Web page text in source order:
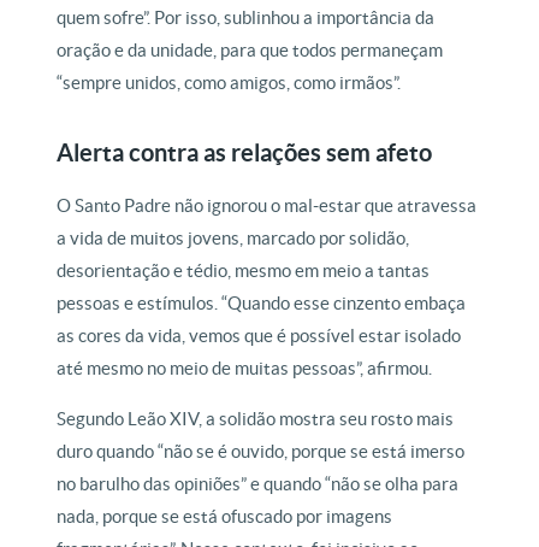
quem sofre”. Por isso, sublinhou a importância da
oração e da unidade, para que todos permaneçam
“sempre unidos, como amigos, como irmãos”.
Alerta contra as relações sem afeto
O Santo Padre não ignorou o mal-estar que atravessa
a vida de muitos jovens, marcado por solidão,
desorientação e tédio, mesmo em meio a tantas
pessoas e estímulos. “Quando esse cinzento embaça
as cores da vida, vemos que é possível estar isolado
até mesmo no meio de muitas pessoas”, afirmou.
Segundo Leão XIV, a solidão mostra seu rosto mais
duro quando “não se é ouvido, porque se está imerso
no barulho das opiniões” e quando “não se olha para
nada, porque se está ofuscado por imagens